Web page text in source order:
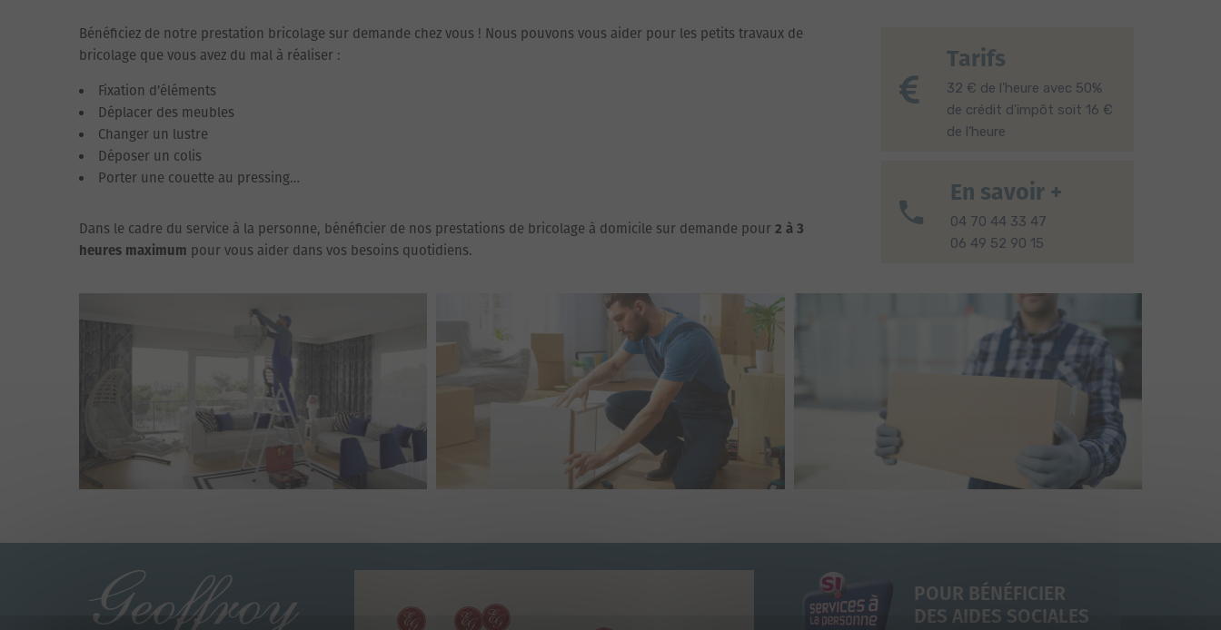
Bénéficiez de notre prestation bricolage sur demande chez vous ! Nous pouvons vous aider pour les petits travaux de
bricolage que vous avez du mal à réaliser :
Fixation d’éléments
Déplacer des meubles
Changer un lustre
Déposer un colis
Porter une couette au pressing…
Dans le cadre du service à la personne, bénéficier de nos prestations de bricolage à domicile sur demande pour 2 à 3
heures maximum pour vous aider dans vos besoins quotidiens.
Tarifs
32 € de l’heure avec 50%
de crédit d’impôt soit 16 €
de l’heure
En savoir +
04 70 44 33 47
06 49 52 90 15
POUR BÉNÉFICIER
DES AIDES SOCIALES